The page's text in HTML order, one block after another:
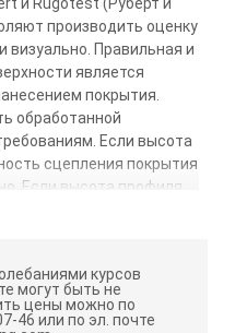
производить оценку
визуально. Правильная и
является
покрытия.
обработанной
Если высота
сцепления покрытия
Если высота профиля
что вершины
Elcometer 129
курсов
могут быть не
цены можно по
46 или по эл. почте